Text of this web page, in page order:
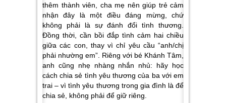
thêm thành viên, cha mẹ nên giúp trẻ cảm
nhận đây là một điều đáng mừng, chứ
không phải là sự đánh đổi tình thương.
Đồng thời, cần bồi đắp tình cảm hai chiều
giữa các con, thay vì chỉ yêu cầu “anh/chị
phải nhường em”. Riêng với bé Khánh Tâm,
anh cũng nhẹ nhàng nhắn nhủ: hãy học
cách chia sẻ tình yêu thương của ba với em
trai – vì tình yêu thương trong gia đình là để
chia sẻ, không phải để giữ riêng.